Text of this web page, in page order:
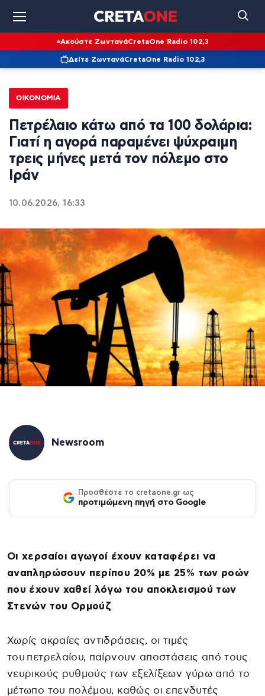
Ακούστε ΖωντανάCretaOne Radio 102,3
Δείτε ΖωντανάCretaOne Radio 102,3
ΟΙΚΟΝΟΜΊΑ
Πετρέλαιο κάτω από τα 100 δολάρια:
Γιατί η αγορά παραμένει ψύχραιμη
τρεις μήνες μετά τον πόλεμο στο
Ιράν
10.06.2026, 16:33
Newsroom
Προσθέστε το cretaone.gr ως
προτιμώμενη πηγή στο Google
Οι χερσαίοι αγωγοί έχουν καταφέρει να
αναπληρώσουν περίπου 20% με 25% των ροών
που έχουν χαθεί λόγω του αποκλεισμού των
Στενών του Ορμούζ
Χωρίς ακραίες αντιδράσεις, οι τιμές
του πετρελαίου, παίρνουν αποστάσεις από τους
νευρικούς ρυθμούς των εξελίξεων γύρω από το
μέτωπο του πολέμου, καθώς οι επενδυτές